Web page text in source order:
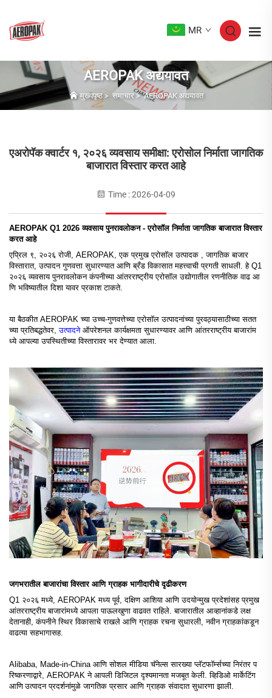
MR
AEROPAK अद्ययावत
मुख्यपृष्ठ>समाचार>AEROPAK अद्ययावत
एअरोपॅक क्वार्टर १, २०२६ व्यवसाय समीक्षा: एरोसोल निर्माता जागतिक
बाजारात विस्तार करत आहे
Time : 2026-04-09
AEROPAK Q1 2026 व्यवसाय पुनरावलोकन - एरोसॉल निर्माता जागतिक बाजारात विस्तार
करत आहे
एप्रिल ९, २०२६ रोजी, AEROPAK, एक प्रमुखएरोसॉल उत्पादक , जागतिक बाजार
विस्तारात, उत्पादन गुणवत्ता सुधारण्यात आणि ब्रँड विकासात महत्त्वाची प्रगती साधली. हे Q1
२०२६ व्यवसाय पुनरावलोकन कंपनीच्या आंतरराष्ट्रीय एरोसॉल उद्योगातील रणनीतिक वाढ आ
णि भविष्यातील दिशा यावर प्रकाश टाकते.
या बैठकीत AEROPAK च्या उच्च-गुणवत्तेच्या एरोसॉल उत्पादनांच्या पुरवठ्यासाठीच्या सतत
च्या प्रतिबद्धतेवर,उत्पादने ऑपरेशनल कार्यक्षमता सुधारण्यावर आणि आंतरराष्ट्रीय बाजारांम
ध्ये आपल्या उपस्थितीच्या विस्तारावर भर देण्यात आला.
जगभरातील बाजारांचा विस्तार आणि ग्राहक भागीदारीचे दृढीकरण
Q1 २०२६ मध्ये, AEROPAKमध्य पूर्व, दक्षिण आशिया आणि उदयोन्मुख प्रदेशांसह प्रमुख
आंतरराष्ट्रीय बाजारांमध्ये आपला पाऊलखुणा वाढवत राहिले. बाजारातील आव्हानांकडे लक्ष
देतानाही, कंपनीने स्थिर विकासाचे राखले आणि ग्राहक रचना सुधारली, नवीन ग्राहकांकडून
वाढत्या सहभागासह.
Alibaba, Made-in-China आणि सोशल मीडिया चॅनेल्स सारख्या प्लॅटफॉर्म्सच्या निरंतर प
रिष्करणाद्वारे, AEROPAK ने आपली डिजिटल दृश्यमानता मजबूत केली. व्हिडिओ मार्केटिंग
आणिउत्पादन प्रदर्शनांमुळे जागतिक प्रसार आणि ग्राहक संवादात सुधारणा झाली.